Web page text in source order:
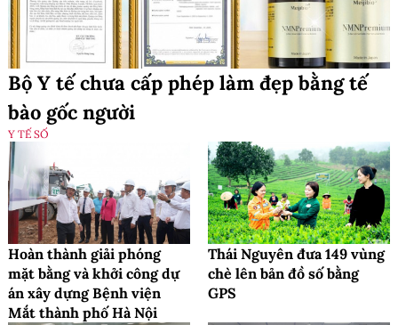
Bộ Y tế chưa cấp phép làm đẹp bằng tế
bào gốc người
Y TẾ SỐ
Hoàn thành giải phóng
mặt bằng và khởi công dự
án xây dựng Bệnh viện
Mắt thành phố Hà Nội
Thái Nguyên đưa 149 vùng
chè lên bản đồ số bằng
GPS